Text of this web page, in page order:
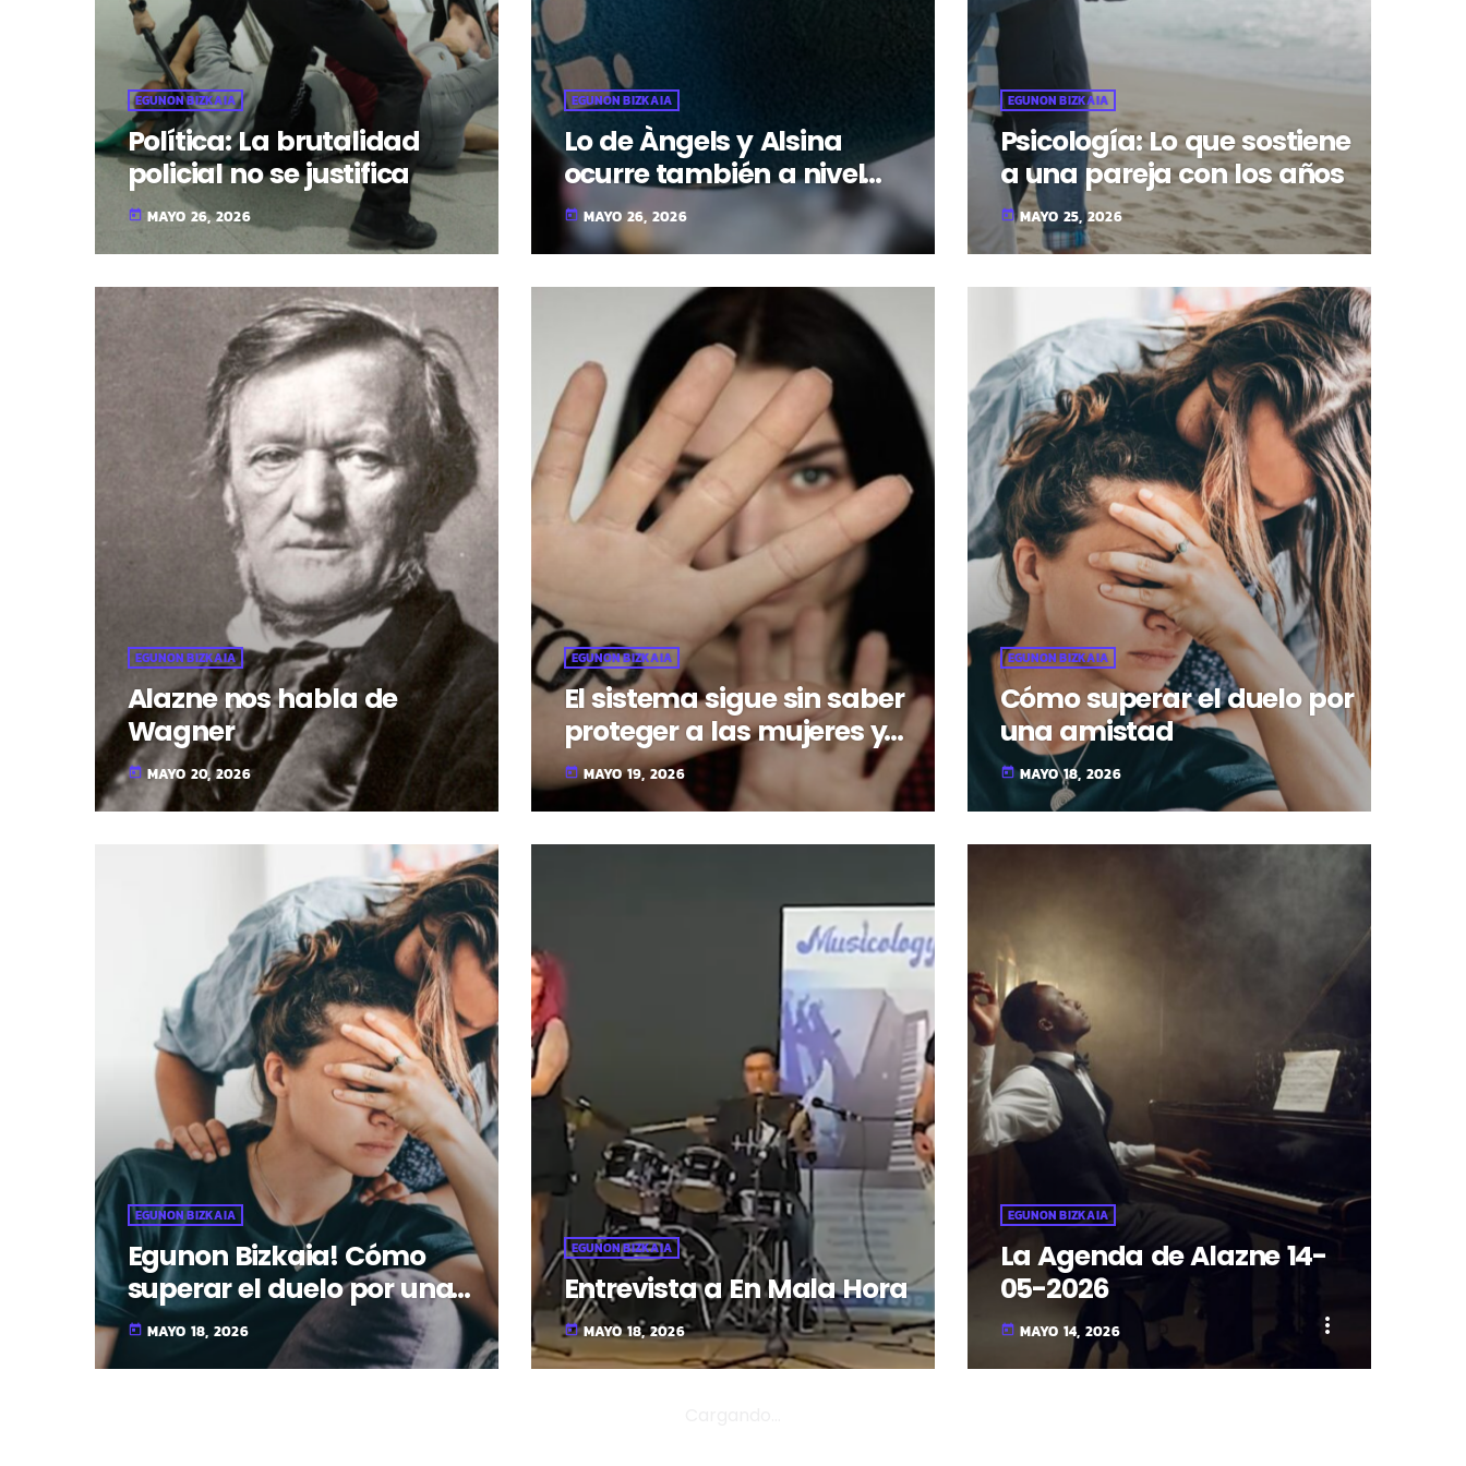
EGUNON BIZKAIA
Política: La brutalidad
policial no se justifica
today MAYO 26, 2026
EGUNON BIZKAIA
Lo de Àngels y Alsina
ocurre también a nivel
local
today MAYO 26, 2026
EGUNON BIZKAIA
Psicología: Lo que sostiene
a una pareja con los años
today MAYO 25, 2026
EGUNON BIZKAIA
Alazne nos habla de
Wagner
today MAYO 20, 2026
EGUNON BIZKAIA
El sistema sigue sin saber
proteger a las mujeres y
qué importante es que
hablemos de ello
today MAYO 19, 2026
EGUNON BIZKAIA
Cómo superar el duelo por
una amistad
today MAYO 18, 2026
EGUNON BIZKAIA
Egunon Bizkaia! Cómo
superar el duelo por una
amistad
today MAYO 18, 2026
EGUNON BIZKAIA
Entrevista a En Mala Hora
today MAYO 18, 2026
EGUNON BIZKAIA
La Agenda de Alazne 14-
05-2026
today MAYO 14, 2026 more_vert